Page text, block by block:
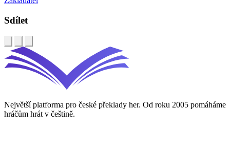
Sdílet
Největší platforma pro české překlady her. Od roku 2005 pomáháme
hráčům hrát v češtině.